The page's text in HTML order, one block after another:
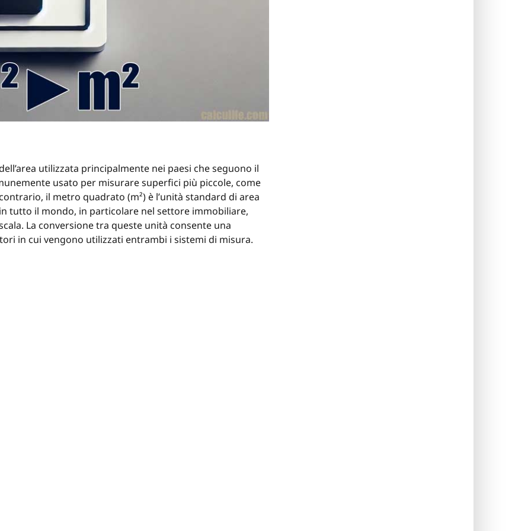
utilizzata principalmente nei paesi che seguono il
usato per misurare superfici più piccole, come
il metro quadrato (m²) è l’unità standard di area
tutto il mondo, in particolare nel settore immobiliare,
La conversione tra queste unità consente una
in cui vengono utilizzati entrambi i sistemi di misura.